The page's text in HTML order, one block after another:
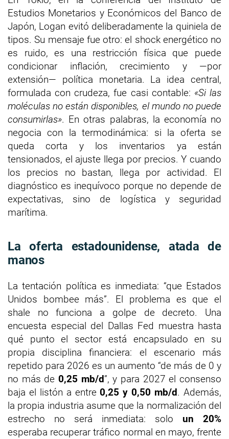
Estudios Monetarios y Económicos del Banco de
Japón, Logan evitó deliberadamente la quiniela de
tipos. Su mensaje fue otro: el shock energético no
es ruido, es una restricción física que puede
condicionar inflación, crecimiento y —por
extensión— política monetaria. La idea central,
formulada con crudeza, fue casi contable: «Si las
moléculas no están disponibles, el mundo no puede
consumirlas». En otras palabras, la economía no
negocia con la termodinámica: si la oferta se
queda corta y los inventarios ya están
tensionados, el ajuste llega por precios. Y cuando
los precios no bastan, llega por actividad. El
diagnóstico es inequívoco porque no depende de
expectativas, sino de logística y seguridad
marítima.
La oferta estadounidense, atada de
manos
La tentación política es inmediata: “que Estados
Unidos bombee más”. El problema es que el
shale no funciona a golpe de decreto. Una
encuesta especial del Dallas Fed muestra hasta
qué punto el sector está encapsulado en su
propia disciplina financiera: el escenario más
repetido para 2026 es un aumento “de más de 0 y
no más de 0,25 mb/d”, y para 2027 el consenso
baja el listón a entre0,25 y 0,50 mb/d. Además,
la propia industria asume que la normalización del
estrecho no será inmediata: solo un 20%
esperaba recuperar tráfico normal en mayo, frente